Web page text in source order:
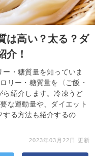
は高い？太る？ダ
介！
ー・糖質量を知っていま
リー・糖質量を〈ご飯・
ら紹介します。冷凍うど
な運動量や、ダイエット
する方法も紹介するの
2023年03月22日 更新